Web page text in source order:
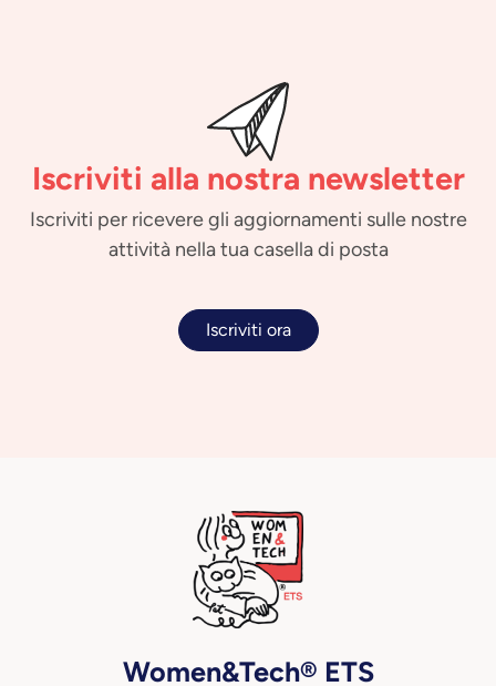
Iscriviti alla nostra newsletter
Iscriviti per ricevere gli aggiornamenti sulle nostre
attività nella tua casella di posta
Iscriviti ora
Women&Tech® ETS